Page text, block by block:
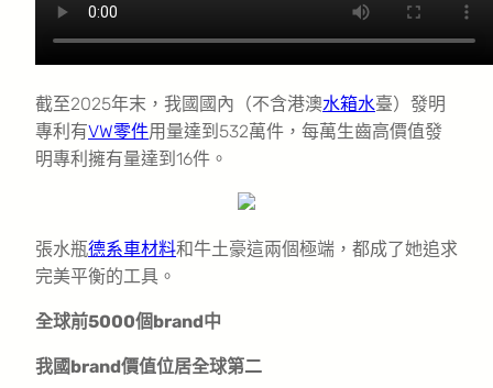
截至2025年末，我國國內（不含港澳水箱水臺）發明
專利有VW零件用量達到532萬件，每萬生齒高價值發
明專利擁有量達到16件。
張水瓶德系車材料和牛土豪這兩個極端，都成了她追求
完美平衡的工具。
全球前5000個brand中
我國brand價值位居全球第二